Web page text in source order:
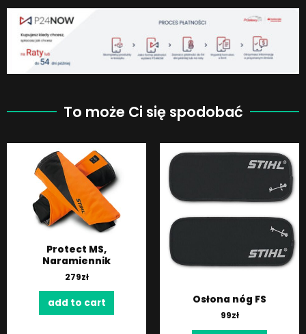
To może Ci się spodobać
Protect MS,
Naramiennik
279zł
add to cart Osłona nóg FS
99zł